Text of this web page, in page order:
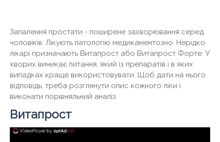
Запалення простати - поширене захворювання серед
чоловіків. Лікують патологію медикаментозно. Нерідко
лікарі призначають Витапрост або Витапрост Форте. У
хворих виникає питання, який із препаратів і в яких
випадках краще використовувати. Щоб дати на нього
відповідь, треба розглянути опис кожного ліки і
виконати порівняльний аналіз.
Витапрост